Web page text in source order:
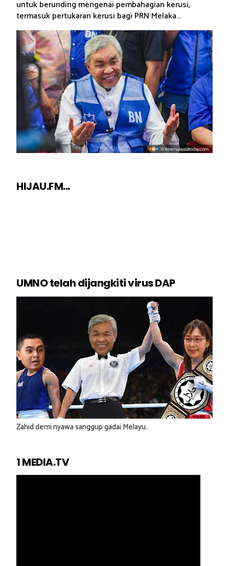
untuk berunding mengenai pembahagian kerusi,
termasuk pertukaran kerusi bagi PRN Melaka...
HIJAU.FM...
UMNO telah dijangkiti virus DAP
Zahid demi nyawa sanggup gadai Melayu..
1 MEDIA.TV